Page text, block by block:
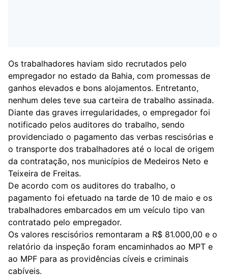
Os trabalhadores haviam sido recrutados pelo
empregador no estado da Bahia, com promessas de
ganhos elevados e bons alojamentos. Entretanto,
nenhum deles teve sua carteira de trabalho assinada.
Diante das graves irregularidades, o empregador foi
notificado pelos auditores do trabalho, sendo
providenciado o pagamento das verbas rescisórias e
o transporte dos trabalhadores até o local de origem
da contratação, nos municípios de Medeiros Neto e
Teixeira de Freitas.
De acordo com os auditores do trabalho, o
pagamento foi efetuado na tarde de 10 de maio e os
trabalhadores embarcados em um veículo tipo van
contratado pelo empregador.
Os valores rescisórios remontaram a R$ 81.000,00 e o
relatório da inspeção foram encaminhados ao MPT e
ao MPF para as providências cíveis e criminais
cabíveis.